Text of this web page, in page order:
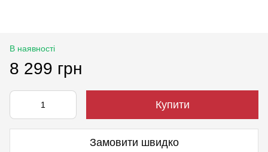
В наявності
8 299 грн
Купити
Замовити швидко